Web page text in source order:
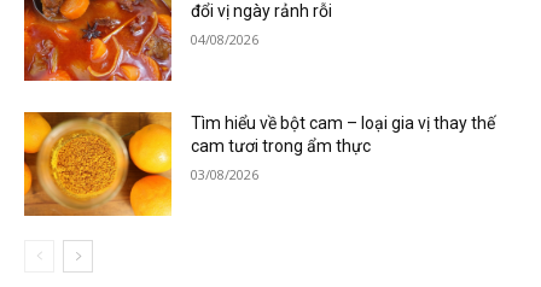
đổi vị ngày rảnh rỗi
04/08/2026
Tìm hiểu về bột cam – loại gia vị thay thế
cam tươi trong ẩm thực
03/08/2026